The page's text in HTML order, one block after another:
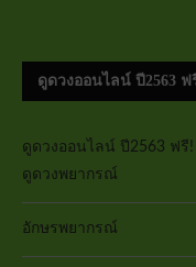
ดูดวงออนไลน์ ปี2563 ฟ
ดูดวงออนไลน์ ปี2563 ฟรี!
ดูดวงพยากรณ์
อักษรพยากรณ์